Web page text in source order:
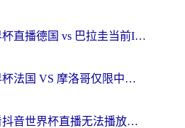
在海外看世界杯直播德国 vs 巴拉圭当前IP受限制？这篇指南帮你轻松解决地区限制
在国外看世界杯法国 VS 摩洛哥仅限中国大陆？别让地域限制拦下你的欢呼
在澳大利亚看抖音世界杯直播无法播放？海外党体育观赛终极指南来了！